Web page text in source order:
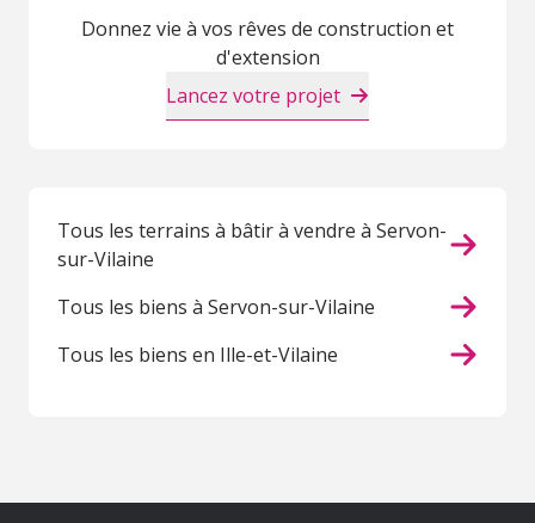
Donnez vie à vos rêves de construction et
d'extension
Lancez votre projet
Tous les terrains à bâtir à vendre à Servon-
sur-Vilaine
Tous les biens à Servon-sur-Vilaine
Tous les biens en Ille-et-Vilaine